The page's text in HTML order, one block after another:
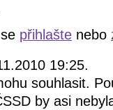
přihlašte nebo
19:25.
souhlasit.
by asi